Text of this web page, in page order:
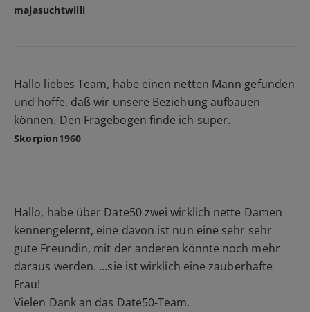
majasuchtwilli
Hallo liebes Team, habe einen netten Mann gefunden
und hoffe, daß wir unsere Beziehung aufbauen
können. Den Fragebogen finde ich super.
Skorpion1960
Hallo, habe über Date50 zwei wirklich nette Damen
kennengelernt, eine davon ist nun eine sehr sehr
gute Freundin, mit der anderen könnte noch mehr
daraus werden. ...sie ist wirklich eine zauberhafte
Frau!
Vielen Dank an das Date50-Team.